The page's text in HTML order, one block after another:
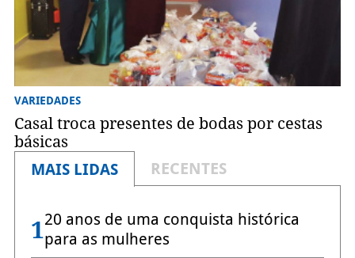
VARIEDADES
Casal troca presentes de bodas por cestas
básicas
MAIS LIDAS
RECENTES
120 anos de uma conquista histórica
para as mulheres